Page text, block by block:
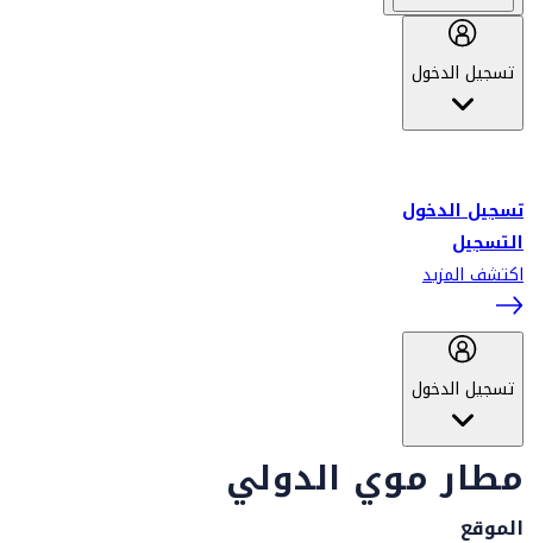
تسجيل الدخول
تسجيل الدخول
التسجيل
اكتشف المزيد
تسجيل الدخول
مطار موي الدولي
الموقع